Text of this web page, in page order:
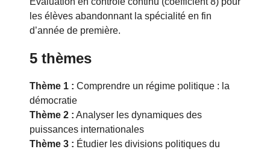
les élèves abandonnant la spécialité en fin
d’année de première.
5 thèmes
Thème 1 : Comprendre un régime politique : la
démocratie
Thème 2 : Analyser les dynamiques des
puissances internationales
Thème 3 : Étudier les divisions politiques du